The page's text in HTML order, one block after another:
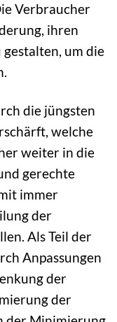
Verbraucher
ihren
um die
die jüngsten
welche
weiter in die
gerechte
immer
der
Als Teil der
Anpassungen
der
der